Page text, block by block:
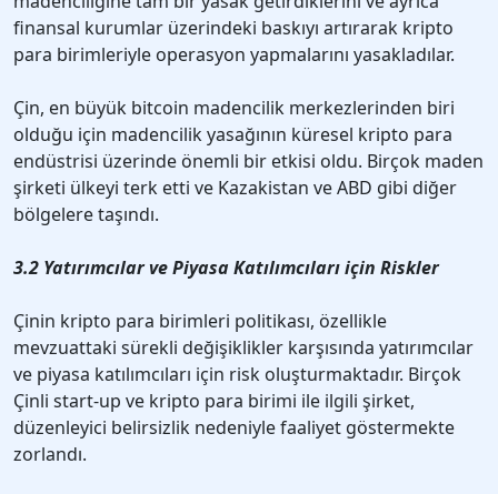
finansal kurumlar üzerindeki baskıyı artırarak kripto
para birimleriyle operasyon yapmalarını yasakladılar.
Çin, en büyük bitcoin madencilik merkezlerinden biri
olduğu için madencilik yasağının küresel kripto para
endüstrisi üzerinde önemli bir etkisi oldu. Birçok maden
şirketi ülkeyi terk etti ve Kazakistan ve ABD gibi diğer
bölgelere taşındı.
3.2 Yatırımcılar ve Piyasa Katılımcıları için Riskler
Çinin kripto para birimleri politikası, özellikle
mevzuattaki sürekli değişiklikler karşısında yatırımcılar
ve piyasa katılımcıları için risk oluşturmaktadır. Birçok
Çinli start-up ve kripto para birimi ile ilgili şirket,
düzenleyici belirsizlik nedeniyle faaliyet göstermekte
zorlandı.